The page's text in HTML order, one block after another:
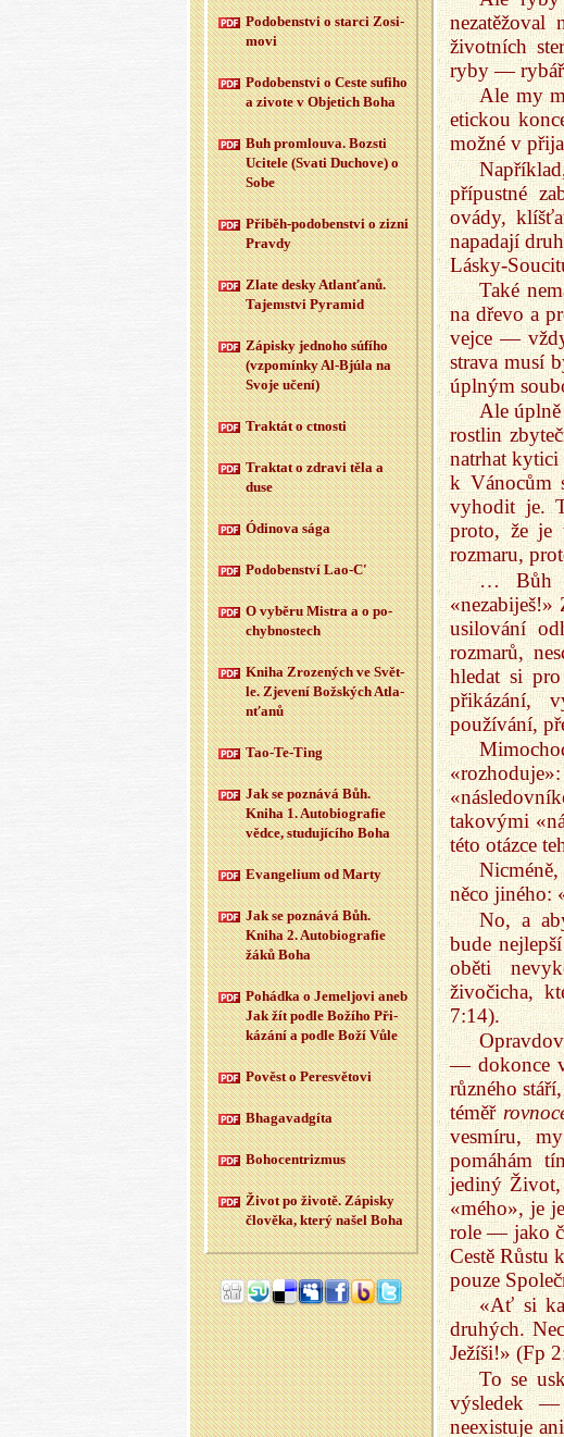
nezatěžoval
životních
ryby — rybáři
Ale my
etickou
možné v
přípustné
ovády,
napadají
Lásky-
Také
na dřevo a
vejce —
strava musí
úplným
Ale
rostlin
natrhat
k Vánocům
vyhodit je.
proto, že je
rozmaru,
… Bůh
usilování
rozmarů,
hledat si
přikázání,
používání,
takovými
této otázce
něco jiného:
No, a
bude
oběti
živočicha,
7:14).
— dokonce
různého
téměř
vesmíru,
pomáhám
jediný Život,
«mého», je
role — jako
Cestě Růstu
pouze
«Ať si
druhých.
Ježíši!» (Fp
To se
výsledek —
neexistuje
Po­do­ben­st­vi o star­ci Zo­si­
mo­vi
Po­do­ben­st­vi o Ceste su­fi­ho
a zi­vo­te v Ob­je­tich Boha
Buh pro­mlou­va. Boz­sti
Uci­te­le (Svati Du­cho­ve) o
Sobe
Při­běh-po­do­ben­st­vi o zizni
Prav­dy
Zlate desky At­la­n­ťa­nů.
Ta­jem­st­vi Py­ra­mid
Zá­pis­ky jed­no­ho sú­fí­ho
(vzpo­mín­ky Al-Bj­úla na
Svoje učení)
Trak­tát o ctnos­ti
Trak­tat o zdra­vi těla a
duse
Ódi­no­va sága
Po­do­ben­ství Lao-C'
O vy­bě­ru Mi­s­tra a o po­
chyb­nos­tech
Kniha Zro­ze­ných ve Svět­
le. Zje­ve­ní Bož­ských At­la­
n­ťa­nů
Tao-Te-Ting
Jak se po­zná­vá Bůh.
Kniha 1. Au­to­bi­o­gra­fie
vědce, stu­du­jí­cí­ho Boha
Evan­ge­li­um od Marty
Jak se po­zná­vá Bůh.
Kniha 2. Au­to­bi­o­gra­fie
žáků Boha
Po­hád­ka o Je­meljo­vi aneb
Jak žít podle Bo­ží­ho Při­
ká­zá­ní a podle Boží Vůle
Po­věst o Pe­re­svě­to­vi
Bha­ga­vad­gí­ta
Bo­ho­cen­t­rizmus
Život po ži­vo­tě. Zá­pis­ky
člo­vě­ka, který našel Boha